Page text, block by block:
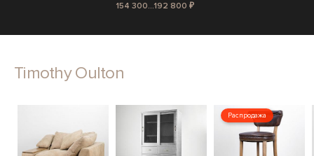
154 300...192 800 ₽
Timothy Oulton
Распродажа